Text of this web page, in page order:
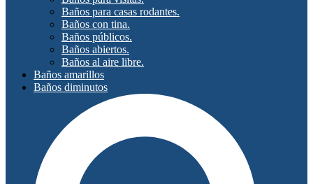
Baños para casas rodantes.
Baños con tina.
Baños públicos.
Baños abiertos.
Baños al aire libre.
Baños amarillos
Baños diminutos